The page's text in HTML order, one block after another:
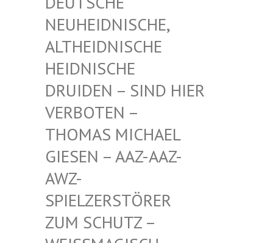
EUHEIDNISCHE, A
LTHEIDNISCHE H
EIDNISCHE D
RUIDEN – SIND HIER V
ERBOTEN – T
HOMAS MICHAEL G
IESEN – AAZ-AAZ-A
WZ-S
PIELZERSTÖRER Z
UM SCHUTZ – W